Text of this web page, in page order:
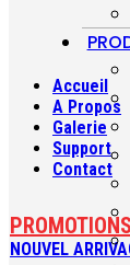
Accueil
A Propos
Galerie
Support
Contact
NOUVEL